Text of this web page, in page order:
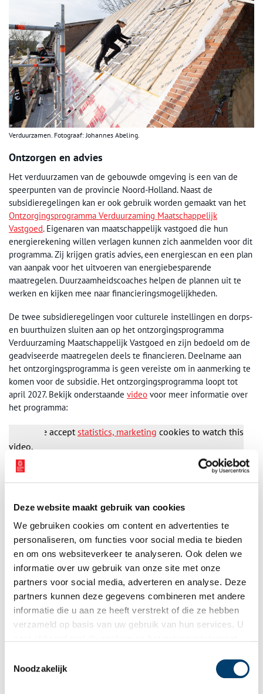
Deze website maakt gebruik van cookies
We gebruiken cookies om content en advertenties te
personaliseren, om functies voor social media te bieden
en om ons websiteverkeer te analyseren. Ook delen we
informatie over uw gebruik van onze site met onze
partners voor social media, adverteren en analyse. Deze
partners kunnen deze gegevens combineren met andere
informatie die u aan ze heeft verstrekt of die ze hebben
verzameld op basis van uw gebruik van hun services. U
Noodzakelijk
Verduurzamen. Fotograaf: Johannes Abeling.
Ontzorgen en advies
Het verduurzamen van de gebouwde omgeving is een van de
speerpunten van de provincie Noord-Holland. Naast de
subsidieregelingen kan er ook gebruik worden gemaakt van het
Ontzorgingsprogramma Verduurzaming Maatschappelijk
Vastgoed. Eigenaren van maatschappelijk vastgoed die hun
energierekening willen verlagen kunnen zich aanmelden voor dit
programma. Zij krijgen gratis advies, een energiescan en een plan
van aanpak voor het uitvoeren van energiebesparende
maatregelen. Duurzaamheidscoaches helpen de plannen uit te
werken en kijken mee naar financieringsmogelijkheden.
De twee subsidieregelingen voor culturele instellingen en dorps-
en buurthuizen sluiten aan op het ontzorgingsprogramma
Verduurzaming Maatschappelijk Vastgoed en zijn bedoeld om de
geadviseerde maatregelen deels te financieren. Deelname aan
het ontzorgingsprogramma is geen vereiste om in aanmerking te
komen voor de subsidie. Het ontzorgingsprogramma loopt tot
april 2027. Bekijk onderstaande video voor meer informatie over
het programma:
Please acceptstatistics, marketing cookies to watch this
video.
Bron:Provincie Noord-Holland
Publicatiedatum: 10/01/2025
Ontvang de nieuwsbrief